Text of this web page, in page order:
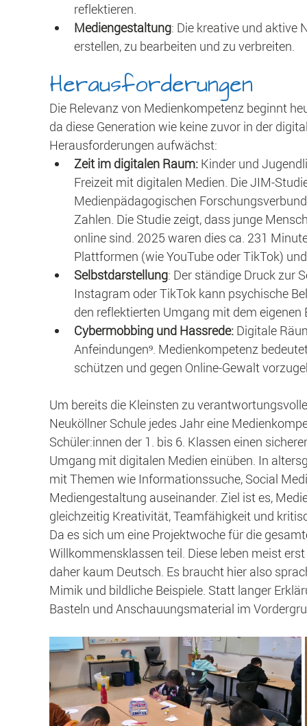
reflektieren.
Mediengestaltung: Die kreative und aktive
erstellen, zu bearbeiten und zu verbreiten.
Herausforderungen
Die Relevanz von Medienkompetenz beginnt
da diese Generation wie keine zuvor in der
Herausforderungen aufwächst:
Zeit im digitalen Raum: Kinder und
Freizeit mit digitalen Medien. Die JIM-
Medienpädagogischen
Zahlen. Die Studie zeigt, dass junge
online sind. 2025 waren dies ca. 231
Plattformen (wie YouTube oder TikTok)
Selbstdarstellung: Der ständige Druck zur
Instagram oder TikTok kann psychische
den reflektierten Umgang mit dem
Cybermobbing und Hassrede: Digitale
Anfeindungen⁹. Medienkompetenz
schützen und gegen Online-Gewalt
Um bereits die Kleinsten zu
Neuköllner Schule jedes Jahr eine
Schüler:innen der 1. bis 6. Klassen einen
Umgang mit digitalen Medien einüben. In
mit Themen wie Informationssuche, Social
Mediengestaltung auseinander. Ziel ist es,
gleichzeitig Kreativität, Teamfähigkeit und
Da es sich um eine Projektwoche für die
Willkommensklassen teil. Diese leben meist
daher kaum Deutsch. Es braucht hier also
Mimik und bildliche Beispiele. Statt langer
Basteln und Anschauungsmaterial im